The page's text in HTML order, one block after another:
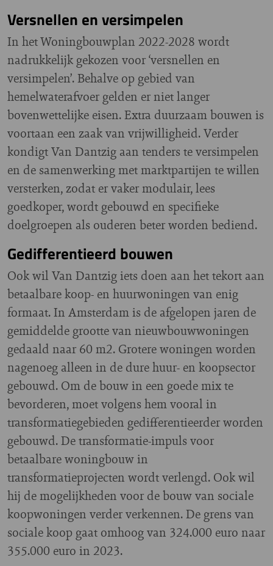
Versnellen en versimpelen
In het Woningbouwplan 2022-2028 wordt
nadrukkelijk gekozen voor ‘versnellen en
versimpelen’. Behalve op gebied van
hemelwaterafvoer gelden er niet langer
bovenwettelijke eisen. Extra duurzaam bouwen is
voortaan een zaak van vrijwilligheid. Verder
kondigt Van Dantzig aan tenders te versimpelen
en de samenwerking met marktpartijen te willen
versterken, zodat er vaker modulair, lees
goedkoper, wordt gebouwd en specifieke
doelgroepen als ouderen beter worden bediend.
Gedifferentieerd bouwen
Ook wil Van Dantzig iets doen aan het tekort aan
betaalbare koop- en huurwoningen van enig
formaat. In Amsterdam is de afgelopen jaren de
gemiddelde grootte van nieuwbouwwoningen
gedaald naar 60 m2. Grotere woningen worden
nagenoeg alleen in de dure huur- en koopsector
gebouwd. Om de bouw in een goede mix te
bevorderen, moet volgens hem vooral in
transformatiegebieden gedifferentieerder worden
gebouwd. De transformatie-impuls voor
betaalbare woningbouw in
transformatieprojecten wordt verlengd. Ook wil
hij de mogelijkheden voor de bouw van sociale
koopwoningen verder verkennen. De grens van
sociale koop gaat omhoog van 324.000 euro naar
355.000 euro in 2023.